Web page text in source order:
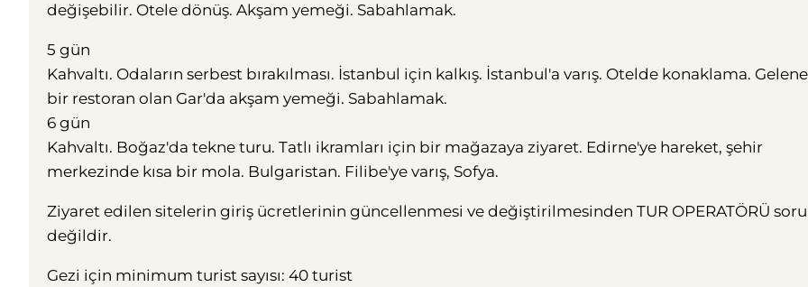
değişebilir. Otele dönüş. Akşam yemeği. Sabahlamak.
5 gün
Kahvaltı. Odaların serbest bırakılması. İstanbul için kalkış. İstanbul'a varış. Otelde konaklama.
bir restoran olan Gar'da akşam yemeği. Sabahlamak.
6 gün
Kahvaltı. Boğaz'da tekne turu. Tatlı ikramları için bir mağazaya ziyaret. Edirne'ye hareket, şehir
merkezinde kısa bir mola. Bulgaristan. Filibe'ye varış, Sofya.
Ziyaret edilen sitelerin giriş ücretlerinin güncellenmesi ve değiştirilmesinden TUR OPERATÖRÜ
değildir.
Gezi için minimum turist sayısı: 40 turist